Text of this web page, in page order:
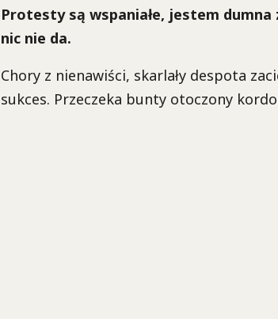
Protesty są wspaniałe, jestem dumna
nic nie da.
Chory z nienawiści, skarlały despota
sukces. Przeczeka bunty otoczony